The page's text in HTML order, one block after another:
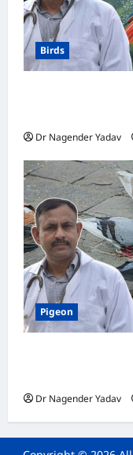
Birds
Dr Nagender Yadav
Pigeon
Dr Nagender Yadav